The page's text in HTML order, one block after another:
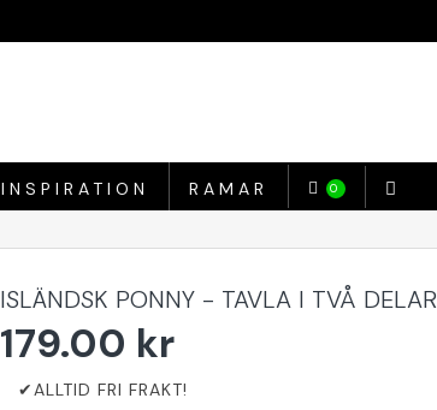
INSPIRATION RAMAR 0
ISLÄNDSK PONNY - TAVLA I TVÅ DELAR
179.00 kr